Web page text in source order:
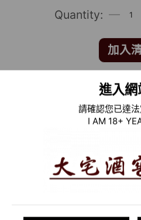
進入網
請確認您已達
I AM 18+
加入
義大利葡萄酒專區,
Feudo Disisa